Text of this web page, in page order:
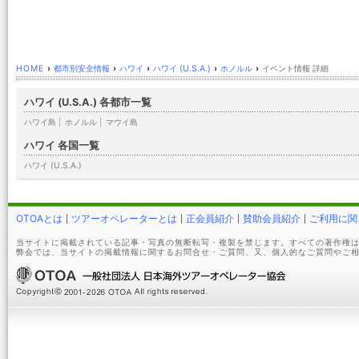
HOME › 都市別安全情報 › ハワイ › ハワイ (U.S.A.) › ホノルル › イベント情報 詳細
ハワイ (U.S.A.) 各都市一覧
ハワイ島 ホノルル マウイ島
ハワイ 各国一覧
ハワイ (U.S.A.)
OTOAとは ツアーオペレーターとは 正会員紹介 賛助会員紹介 ご利用に
当サイトに掲載されている記事・写真の無断転写・複製を禁じます。すべての著作権
弊会では、当サイトの掲載情報に関するお問合せ・ご質問、又、個人的なご質問やご